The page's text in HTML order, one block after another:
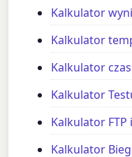
Kalkulator
Kalkulator
Kalkulator
Kalkulator
Kalkulator
Kalkulator